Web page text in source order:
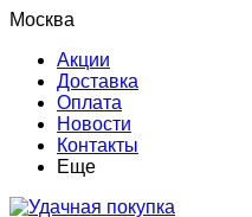
Москва
Акции
Доставка
Оплата
Новости
Контакты
Еще